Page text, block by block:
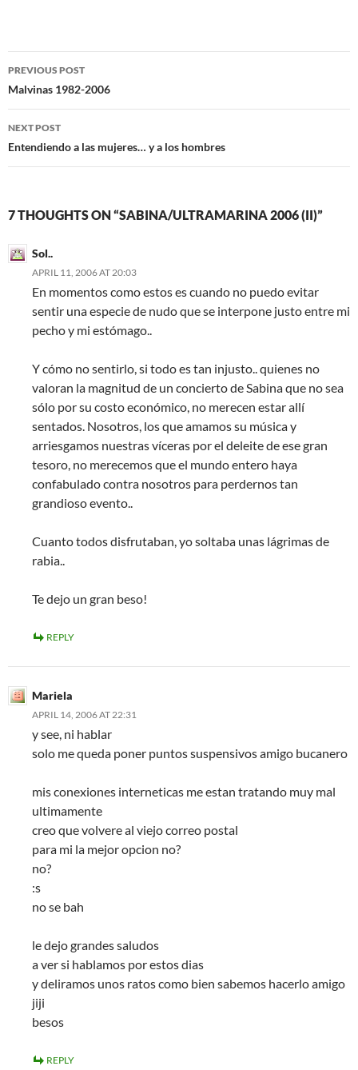
b
o
o
k
er di
t
es e
Post
navigation
PREVIOUS POST
Malvinas 1982-2006
NEXT POST
Entendiendo a las mujeres… y a los hombres
7 THOUGHTS ON “SABINA/ULTRAMARINA 2006 (II)”
Sol..
APRIL 11, 2006 AT 20:03
En momentos como estos es cuando no puedo evitar
sentir una especie de nudo que se interpone justo entre mi
pecho y mi estómago..
Y cómo no sentirlo, si todo es tan injusto.. quienes no
valoran la magnitud de un concierto de Sabina que no sea
sólo por su costo económico, no merecen estar allí
sentados. Nosotros, los que amamos su música y
arriesgamos nuestras víceras por el deleite de ese gran
tesoro, no merecemos que el mundo entero haya
confabulado contra nosotros para perdernos tan
grandioso evento..
Cuanto todos disfrutaban, yo soltaba unas lágrimas de
rabia..
Te dejo un gran beso!
REPLY
Mariela
APRIL 14, 2006 AT 22:31
y see, ni hablar
solo me queda poner puntos suspensivos amigo bucanero
mis conexiones interneticas me estan tratando muy mal
ultimamente
creo que volvere al viejo correo postal
para mi la mejor opcion no?
no?
:s
no se bah
le dejo grandes saludos
a ver si hablamos por estos dias
y deliramos unos ratos como bien sabemos hacerlo amigo
jiji
besos
REPLY